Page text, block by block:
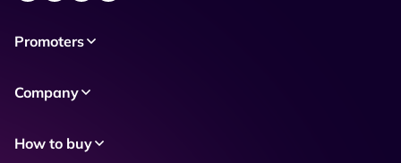
Promoters
Company
How to buy